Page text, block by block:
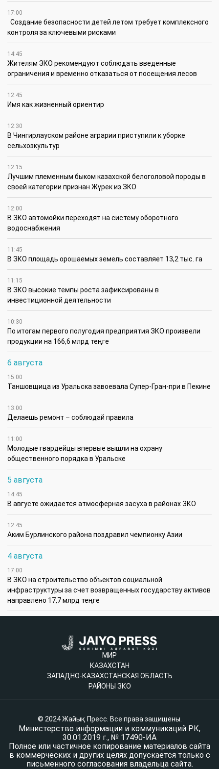
17:00
Создание безопасности детей летом требует комплексного
контроля за ключевыми рисками
14:45
Жителям ЗКО рекомендуют соблюдать введенные
ограничения и временно отказаться от посещения лесов
12:45
Имя как жизненный ориентир
12:30
В Чингирлауском районе аграрии приступили к уборке
сельхозкультур
12:15
Лучшим племенным быком казахской белоголовой породы в
своей категории признан Жүрек из ЗКО
12:00
В ЗКО автомойки переходят на систему оборотного
водоснабжения
11:45
В ЗКО площадь орошаемых земель составляет 13,2 тыс. га
11:15
В ЗКО высокие темпы роста зафиксированы в
инвестиционной деятельности
10:30
По итогам первого полугодия предприятия ЗКО произвели
продукции на 166,6 млрд теңге
6 августа
15:00
Таншовщица из Уральска завоевала Супер-Гран-при в Пекине
13:00
Делаешь ремонт – соблюдай правила
11:00
Молодые гвардейцы впервые вышли на охрану
общественного порядка в Уральске
5 августа
14:45
В августе ожидается атмосферная засуха в районах ЗКО
12:45
Аким Бурлинского района поздравил чемпионку Азии
4 августа
17:00
В ЗКО на строительство объектов социальной
инфраструктуры за счет возвращенных государству активов
направлено 17,7 млрд теңге
МИР
КАЗАХСТАН
ЗАПАДНО-КАЗАХСТАНСКАЯ ОБЛАСТЬ
РАЙОНЫ ЗКО
© 2024 Жайық Пресс. Все права защищены.
Министерство информации и коммуникаций РК,
30.01.2019 г., № 17490-ИА
Полное или частичное копирование материалов сайта
в коммерческих и других целях допускается только с
письменного согласования владельца сайта.